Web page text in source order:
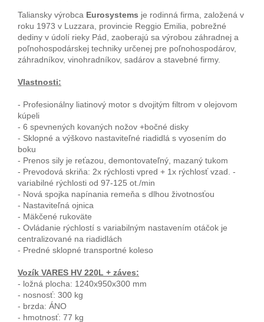
Taliansky výrobca Eurosystems je rodinná firma, založená v
roku 1973 v Luzzara, provincie Reggio Emilia, pobrežné
dediny v údolí rieky Pád, zaoberajú sa výrobou záhradnej a
poľnohospodárskej techniky určenej pre poľnohospodárov,
záhradníkov, vinohradníkov, sadárov a stavebné firmy.
Vlastnosti:
- Profesionálny liatinový motor s dvojitým filtrom v olejovom
kúpeli
- 6 spevnených kovaných nožov +bočné disky
- Sklopné a výškovo nastaviteľné riadidlá s vyosením do
boku
- Prenos sily je reťazou, demontovateľný, mazaný tukom
- Prevodová skriňa: 2x rýchlosti vpred + 1x rýchlosť vzad. -
variabilné rýchlosti od 97-125 ot./min
- Nová spojka napínania remeňa s dlhou životnosťou
- Nastaviteľná ojnica
- Mäkčené rukoväte
- Ovládanie rýchlostí s variabilným nastavením otáčok je
centralizované na riadidlách
- Predné sklopné transportné koleso
Vozík VARES HV 220L + záves:
- ložná plocha: 1240x950x300 mm
- nosnosť: 300 kg
- brzda: ÁNO
- hmotnosť: 77 kg